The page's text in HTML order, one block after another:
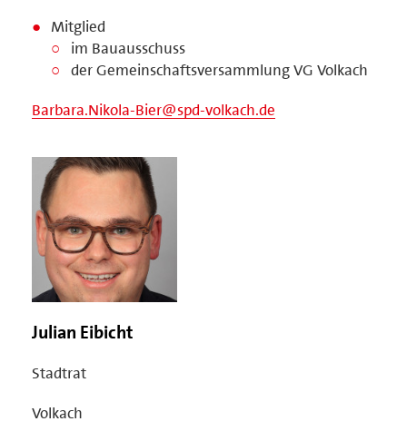
Mitglied
im Bauausschuss
der Gemeinschaftsversammlung VG Volkach
Barbara.Nikola-Bier@spd-volkach.de
Julian Eibicht
Stadtrat
Volkach